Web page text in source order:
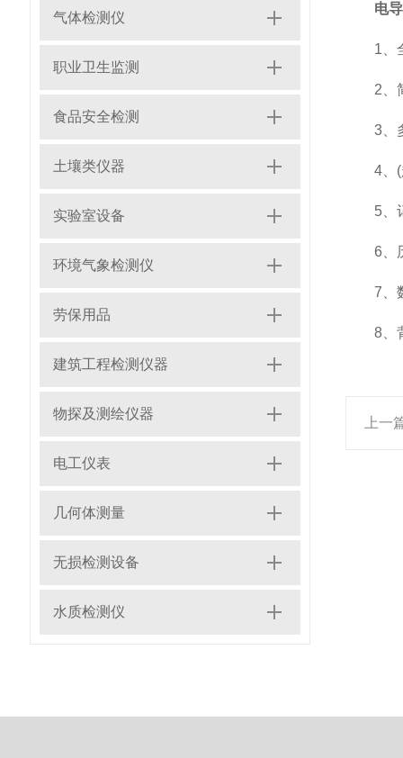
气体检测仪
职业卫生监测
食品安全检测
土壤类仪器
实验室设备
环境气象检测仪
劳保用品
建筑工程检测仪器
物探及测绘仪器
电工仪表
几何体测量
无损检测设备
水质检测仪
电
1、全
2、简
3、多
4、(超
5、记
6、历
7、数
8、背
上一